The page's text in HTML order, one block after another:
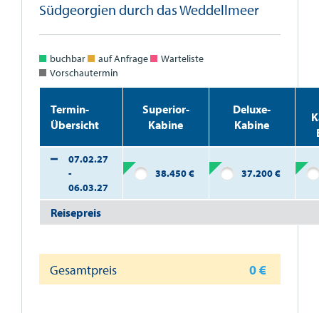
Südgeorgien durch das Weddellmeer
buchbar auf Anfrage
Warteliste
Vorschautermin
Termin-
Übersicht
Superior-
Kabine
Deluxe-
Kabine
Reisepreis
07.02.27
-
06.03.27
38.450€ 37.200€
Gesamtpreis 0€